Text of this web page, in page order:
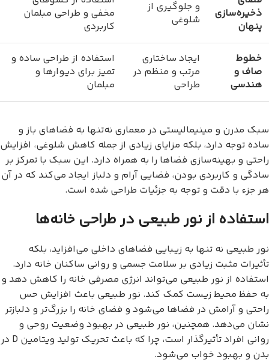
ذخیره‌سازی
پنهان
و جلوگیری از
شلوغی
مخفی و طراحی مبلمان
کاربردی
خطوط
صاف و
هندسی
ایجاد ساختاری
مرتب و منظم در
طراحی
استفاده از طراحی ساده و
تمیز برای دیوارها و
مبلمان
سبک مدرن و مینیمالیستی در معماری نه‌تنها به فضاهای باز و
ساده توجه دارد، بلکه مزایای زیادی از جمله کاهش شلوغی، افزایش
راحتی و بهینه‌سازی فضاها را به همراه دارد. این سبک با تمرکز بر
سادگی و کاربردی بودن، فضایی آرام و دلباز ایجاد می‌کند که در آن
هر جزء با دقت و توجه به جزئیات طراحی شده است.
استفاده از نور طبیعی در طراحی خانه‌ها
نور طبیعی نه تنها به زیبایی فضاهای داخلی می‌افزاید، بلکه
تأثیرات مثبت زیادی بر سلامت جسمی و روانی ساکنان خانه دارد.
استفاده از نور طبیعی می‌تواند انرژی مصرفی خانه را کاهش دهد و
به حفظ محیط زیست کمک کند. نور طبیعی باعث افزایش حس
راحتی و آرامش در فضاها می‌شود و فضای خانه را بزرگ‌تر و دلبازتر
نشان می‌دهد. همچنین، نور طبیعی در بهبود وضعیت روحی و
روانی افراد تأثیرگذار است، چرا که باعث تحریک تولید ویتامین D در
بدن و بهبود خواب می‌شود.